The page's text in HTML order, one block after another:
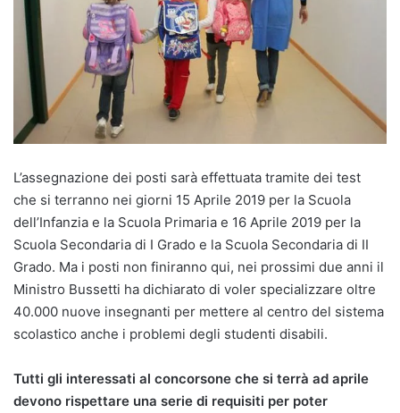
L’assegnazione dei posti sarà effettuata tramite dei test
che si terranno nei giorni 15 Aprile 2019 per la Scuola
dell’Infanzia e la Scuola Primaria e 16 Aprile 2019 per la
Scuola Secondaria di I Grado e la Scuola Secondaria di II
Grado. Ma i posti non finiranno qui, nei prossimi due anni il
Ministro Bussetti ha dichiarato di voler specializzare oltre
40.000 nuove insegnanti per mettere al centro del sistema
scolastico anche i problemi degli studenti disabili.
Tutti gli interessati al concorsone che si terrà ad aprile
devono rispettare una serie di requisiti per poter